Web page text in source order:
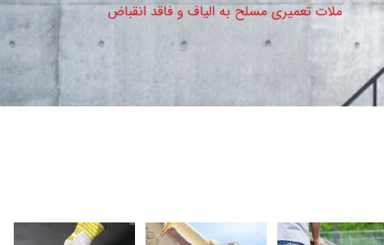
ملات تعمیری مسلح به الیاف و فاقد انقباض